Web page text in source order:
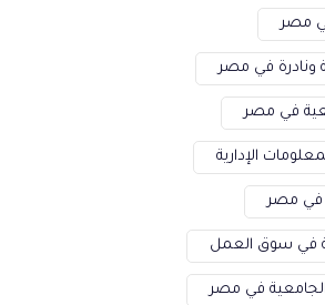
مصر
ونادرة في مصر
في مصر
الإدارية
في مصر
في سوق العمل
في مصر